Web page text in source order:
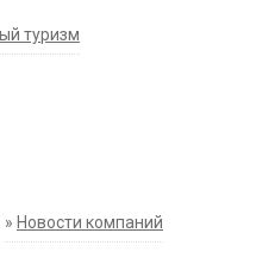
туризм
» Новости компаний